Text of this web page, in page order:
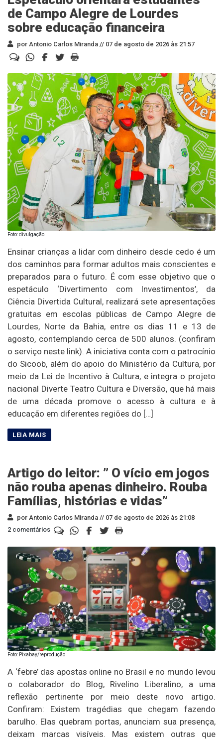
de Campo Alegre de Lourdes
sobre educação financeira
por Antonio Carlos Miranda // 07 de agosto de 2026 às 21:57
Foto: divulgação
Ensinar crianças a lidar com dinheiro desde cedo é um
dos caminhos para formar adultos mais conscientes e
preparados para o futuro. É com esse objetivo que o
espetáculo ‘Divertimento com Investimentos’, da
Ciência Divertida Cultural, realizará sete apresentações
gratuitas em escolas públicas de Campo Alegre de
Lourdes, Norte da Bahia, entre os dias 11 e 13 de
agosto, contemplando cerca de 500 alunos. (confiram
o serviço neste link). A iniciativa conta com o patrocínio
do Sicoob, além do apoio do Ministério da Cultura, por
meio da Lei de Incentivo à Cultura, e integra o projeto
nacional Diverte Teatro Cultura e Diversão, que há mais
de uma década promove o acesso à cultura e à
educação em diferentes regiões do […]
Artigo do leitor: ” O vício em jogos
não rouba apenas dinheiro. Rouba
Famílias, histórias e vidas”
por Antonio Carlos Miranda // 07 de agosto de 2026 às 21:08
2 comentários
Foto: Pixabay/reprodução
A ‘febre’ das apostas online no Brasil e no mundo levou
o colaborador do Blog, Rivelino Liberalino, a uma
reflexão pertinente por meio deste novo artigo.
Confiram: Existem tragédias que chegam fazendo
barulho. Elas quebram portas, anunciam sua presença,
deixam marcas visíveis. Mas existem outras que